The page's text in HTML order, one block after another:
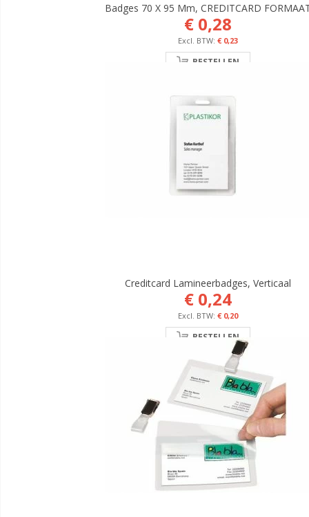
Badges 70 X 95 Mm, CREDITCARD
€ 0,28
€ 0,23
BESTELLEN
Creditcard Lamineerbadges, Verticaal
€ 0,24
€ 0,20
BESTELLEN